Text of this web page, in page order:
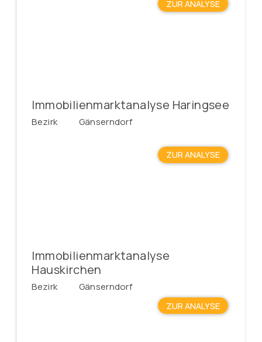
ZUR ANALYSE
Immobilienmarktanalyse Haringsee
Bezirk Gänserndorf
ZUR ANALYSE
Immobilienmarktanalyse
Hauskirchen
Bezirk Gänserndorf
ZUR ANALYSE